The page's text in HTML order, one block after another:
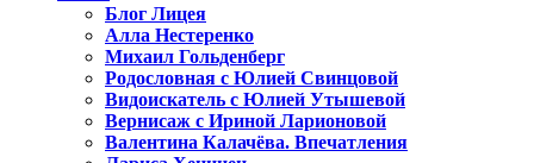
Блог Лицея
Алла Нестеренко
Михаил Гольденберг
Родословная с Юлией Свинцовой
Видоискатель с Юлией Утышевой
Вернисаж с Ириной Ларионовой
Валентина Калачёва. Впечатления